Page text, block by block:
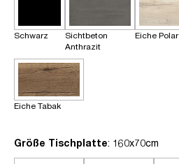
Schwarz
Sichtbeton
Anthrazit
Eiche Polar
Eiche Tabak
Größe Tischplatteauswählen
: 160x70cm